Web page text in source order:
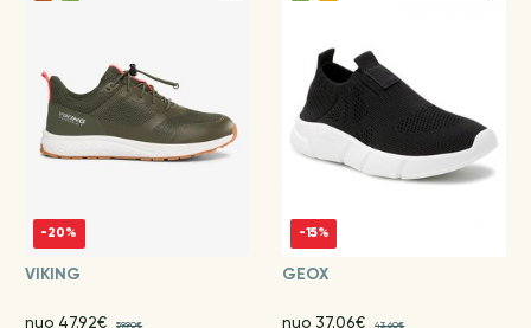
-20%
VIKING
nuo 47.92€ 59.90€
-15%
GEOX
nuo 37.06€ 43.60€